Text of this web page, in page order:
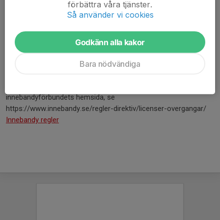
Kontaktuppgifter hittar Du på lagets hemsida.
Om du vill byta förening
Är det så att du som spelare vill byta förening. Så finns det ett
innebandyförbundets hemsida, se
https://www.innebandy.se/regler-direktiv/licenser-overgangar/
Innebandy regler
förbättra våra tjänster.
Så använder vi cookies
Godkänn alla kakor
Bara nödvändiga